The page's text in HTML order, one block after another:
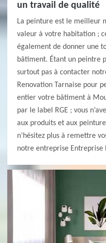
un travail de qualité
La peinture est le meilleur
valeur à votre habitation ;
également de donner une
bâtiment. Étant un peintre
surtout pas à contacter
Renovation Tarnaise pour
entier votre bâtiment à
par le label RGE ; vous
aux produits et aux
n’hésitez plus à remettre
notre entreprise Entreprise